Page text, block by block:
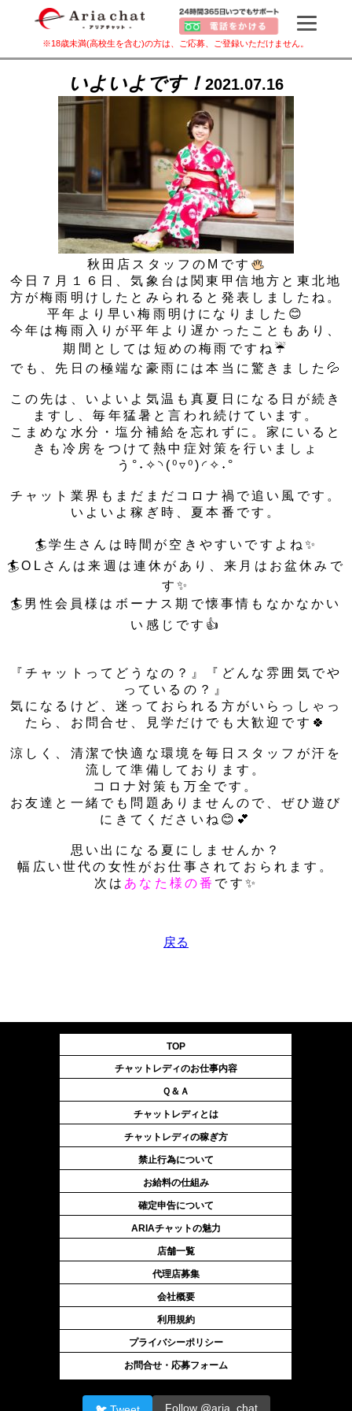
※18歳未満(高校生を含む)の方は、ご応募、ご登録いただけません。
いよいよです！ 2021.07.16
秋田店スタッフのMです
今日７月１６日、気象台は関東甲信地方と東北地
方が梅雨明けしたとみられると発表しましたね。
平年より早い梅雨明けになりました😊
今年は梅雨入りが平年より遅かったこともあり、
期間としては短めの梅雨ですね☔
でも、先日の極端な豪雨には本当に驚きました💦
この先は、いよいよ気温も真夏日になる日が続き
ますし、毎年猛暑と言われ続けています。
こまめな水分・塩分補給を忘れずに。家にいると
きも冷房をつけて熱中症対策を行いましょ
う°˖✧◝(⁰▿⁰)◜✧˖°
チャット業界もまだまだコロナ禍で追い風です。
いよいよ稼ぎ時、夏本番です。
🏄学生さんは時間が空きやすいですよね✨
🏄OLさんは来週は連休があり、来月はお盆休みで
す✨
🏄男性会員様はボーナス期で懐事情もなかなかい
い感じです👍
『チャットってどうなの？』『どんな雰囲気でや
っているの？』
気になるけど、迷っておられる方がいらっしゃっ
たら、お問合せ、見学だけでも大歓迎です🍀
涼しく、清潔で快適な環境を毎日スタッフが汗を
流して準備しております。
コロナ対策も万全です。
お友達と一緒でも問題ありませんので、ぜひ遊び
にきてくださいね😊💕
思い出になる夏にしませんか？
幅広い世代の女性がお仕事されておられます。
次は あなた様の番 です✨
戻る
TOP
チャットレディのお仕事内容
Ｑ＆Ａ
チャットレディとは
チャットレディの稼ぎ方
禁止行為について
お給料の仕組み
確定申告について
ARIAチャットの魅力
店舗一覧
代理店募集
会社概要
利用規約
プライバシーポリシー
お問合せ・応募フォーム
Follow @aria_chat